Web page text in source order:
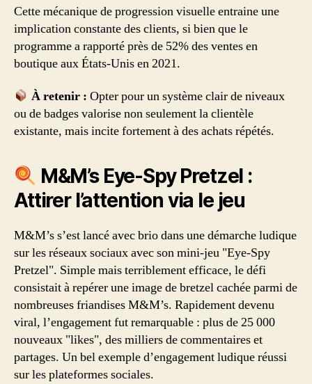
Cette mécanique de progression visuelle entraine une
implication constante des clients, si bien que le
programme a rapporté près de 52% des ventes en
boutique aux États-Unis en 2021.
À retenir : Opter pour un système clair de niveaux
ou de badges valorise non seulement la clientèle
existante, mais incite fortement à des achats répétés.
M&M’s Eye-Spy Pretzel :
Attirer l’attention via le jeu
M&M’s s’est lancé avec brio dans une démarche ludique
sur les réseaux sociaux avec son mini-jeu "Eye-Spy
Pretzel". Simple mais terriblement efficace, le défi
consistait à repérer une image de bretzel cachée parmi de
nombreuses friandises M&M’s. Rapidement devenu
viral, l’engagement fut remarquable : plus de 25 000
nouveaux "likes", des milliers de commentaires et
partages. Un bel exemple d’engagement ludique réussi
sur les plateformes sociales.